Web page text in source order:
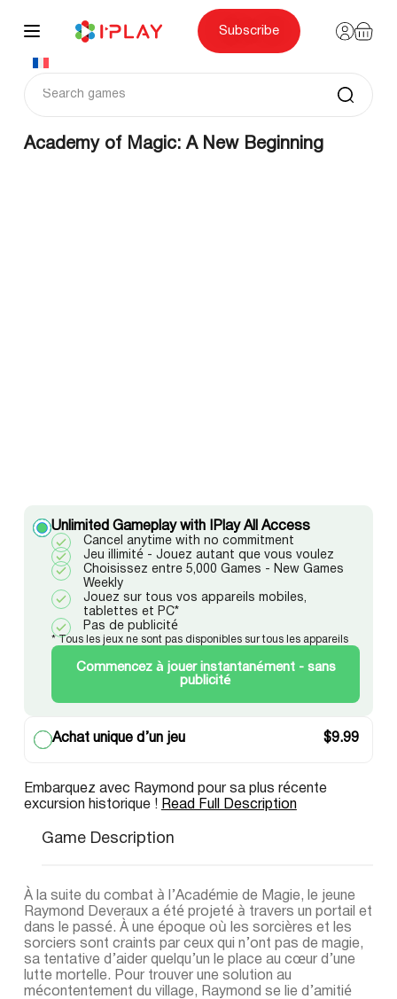
content
Subscribe
Academy of Magic: A New Beginning
Unlimited Gameplay with IPlay All Access
Cancel anytime with no commitment
Jeu illimité - Jouez autant que vous voulez
Choisissez entre 5,000 Games - New Games
Weekly
Jouez sur tous vos appareils mobiles,
tablettes et PC*
Pas de publicité
* Tous les jeux ne sont pas disponibles sur tous les appareils
Commencez à jouer instantanément - sans
publicité
Achat unique d’un jeu $9.99
Embarquez avec Raymond pour sa plus récente
excursion historique ! Read Full Description
Game Description
À la suite du combat à l’Académie de Magie, le jeune
Raymond Deveraux a été projeté à travers un portail et
dans le passé. À une époque où les sorcières et les
sorciers sont craints par ceux qui n’ont pas de magie,
sa tentative d’aider quelqu’un le place au cœur d’une
lutte mortelle. Pour trouver une solution au
mécontentement du village, Raymond se lie d’amitié